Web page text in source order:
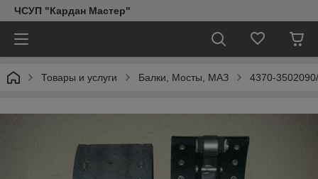
ЧСУП "Кардан Мастер"
Товары и услуги Балки, Мосты, МАЗ 4370-